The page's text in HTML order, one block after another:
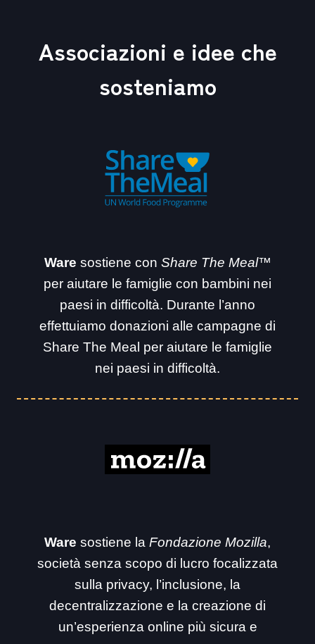
Associazioni e idee che
sosteniamo
Ware sostiene con Share The Meal™
per aiutare le famiglie con bambini nei
paesi in difficoltà. Durante l’anno
effettuiamo donazioni alle campagne di
Share The Meal per aiutare le famiglie
nei paesi in difficoltà.
Ware sostiene la Fondazione Mozilla,
società senza scopo di lucro focalizzata
sulla privacy, l’inclusione, la
decentralizzazione e la creazione di
un’esperienza online più sicura e